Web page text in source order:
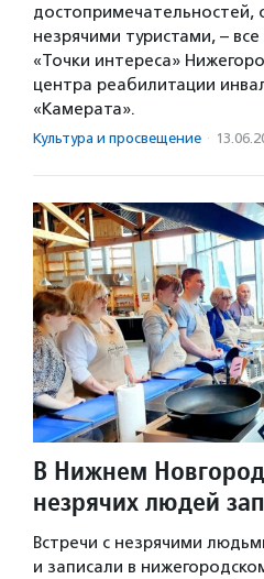
достопримечательностей,
незрячими туристами, –
«Точки интереса»
центра реабилитации
«Камерата».
Культура и просвещение ·
В Нижнем
незрячих людей
Встречи с незрячими
и записали в